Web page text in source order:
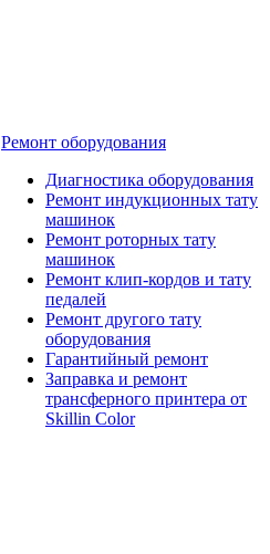
Ремонт оборудования
Диагностика оборудования
Ремонт индукционных тату
машинок
Ремонт роторных тату
машинок
Ремонт клип-кордов и тату
педалей
Ремонт другого тату
оборудования
Гарантийный ремонт
Заправка и ремонт
трансферного принтера от
Skillin Color